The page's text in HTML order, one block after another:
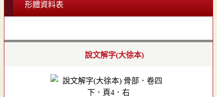
形體資料表
說文解字(大徐本)